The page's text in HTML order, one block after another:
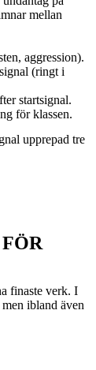
mellan
aggression).
(ringt i
startsignal.
för klassen.
upprepad tre
finaste verk. I
ibland även